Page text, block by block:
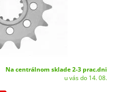
Na centrálnom sklade 2-3 prac.dni
u vás do 14. 08.